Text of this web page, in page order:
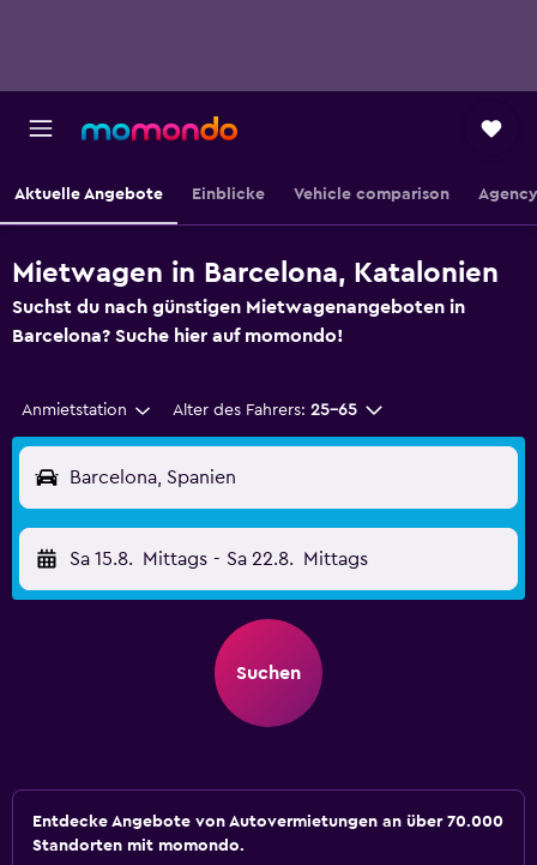
Aktuelle Angebote Einblicke Vehicle comparison
Mietwagen in Barcelona, Katalonien
Suchst du nach günstigen Mietwagenangeboten in
Barcelona? Suche hier auf momondo!
Anmietstation Alter des Fahrers: 25-65
Barcelona, Spanien
Sa 15.8. Mittags - Sa 22.8. Mittags
Suchen
Entdecke Angebote von Autovermietungen an über 70.000
Standorten mit momondo.